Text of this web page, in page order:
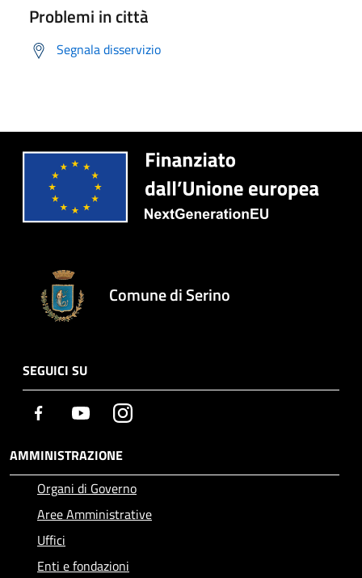
Problemi in città
Segnala disservizio
Comune di Serino
SEGUICI SU
Facebook YoutubeInstagram
AMMINISTRAZIONE
Organi di Governo
Aree Amministrative
Uffici
Enti e fondazioni